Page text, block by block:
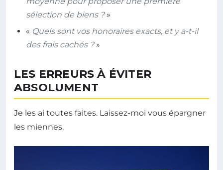
sélection de biens ?»
« Quels sont vos honoraires exacts, et y a-t-il
des frais cachés ?»
LES ERREURS À ÉVITER
ABSOLUMENT
Je les ai toutes faites. Laissez-moi vous épargner
les miennes.